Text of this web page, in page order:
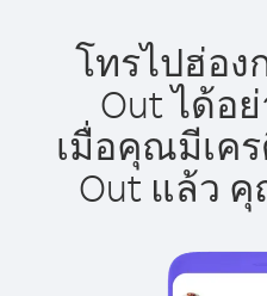
โทรไปฮ่อง
Out ได้อ
เมื่อคุณมีเค
Out แล้ว